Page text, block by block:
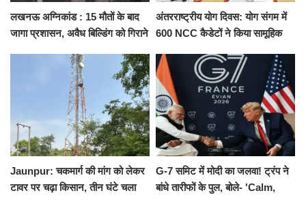
लखनऊ अग्निकांड : 15 मौतों के बाद
जागा प्रशासन, अवैध बिल्डिंग को गिराने
अंतरराष्ट्रीय योग दिवस: योग संगम में
600 NCC कैडेटों ने किया सामूहिक
संकल्प
Jaunpur: चकमार्ग की मांग को लेकर
टावर पर चढ़ा किसान, तीन घंटे चला
G-7 समिट में मोदी का जलवा! ट्रंप ने
बांधे तारीफों के पुल, बोले- 'Calm,